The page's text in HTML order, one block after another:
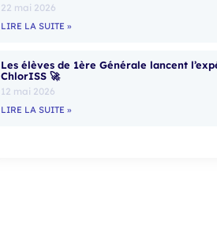
22 mai 2026
LIRE LA SUITE »
Les élèves de 1ère Générale lancent
ChlorISS 🚀
12 mai 2026
LIRE LA SUITE »